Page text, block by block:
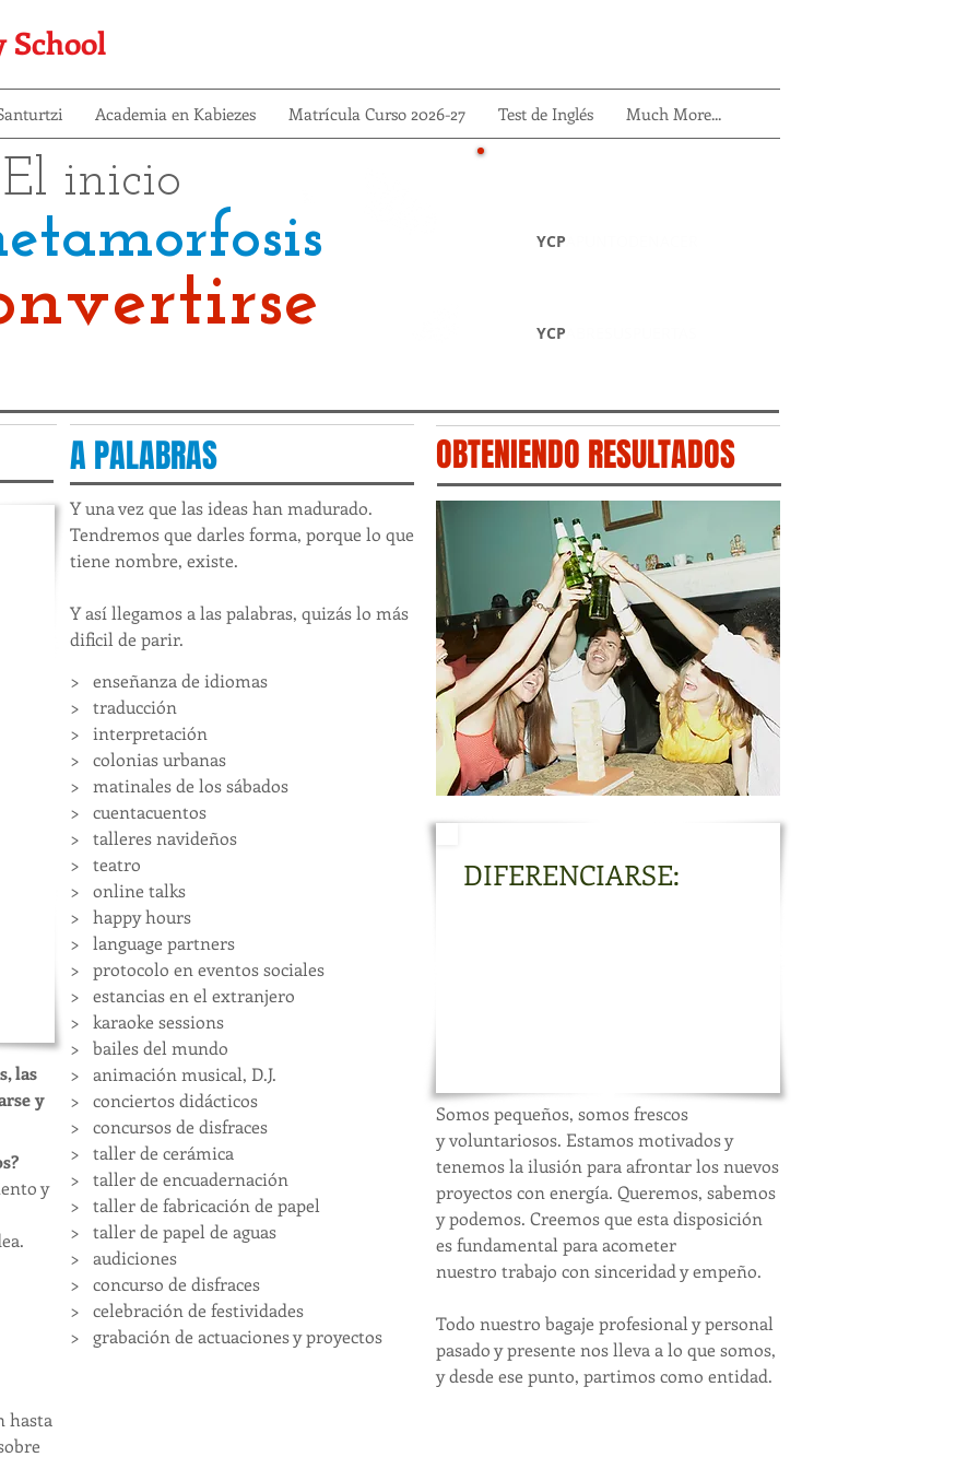
School
Academia en Kabiezes Matrícula Curso 2026-27 Test de Inglés Much More...
El inicio
YCP
YCP
las
y
y
hasta
A PALABRAS
Y una vez que las ideas han madurado.
Tendremos que darles forma, porque lo que
tiene nombre, existe.
Y así llegamos a las palabras, quizás lo más
dificil de parir.
> enseñanza de idiomas
​> traducción
​> interpretación
​> colonias urbanas
​> matinales de los sábados
> cuentacuentos
> talleres navideños
> teatro
​> online talks
​> happy hours
​> language partners
> protocolo en eventos sociales
> estancias en el extranjero
> karaoke sessions
> bailes del mundo
> animación musical, D.J.
> conciertos didácticos
> concursos de disfraces
> taller de cerámica
> taller de encuadernación
> taller de fabricación de papel
> taller de papel de aguas
> audiciones
> concurso de disfraces
> celebración de festividades
> grabación de actuaciones y proyectos
OBTENIENDO RESULTADOS
DIFERENCIARSE:
Somos pequeños, somos frescos
yvoluntariosos. Estamos motivados y
tenemos la ilusión para afrontar los nuevos
proyectos con energía. Queremos, sabemos
y podemos. Creemos que esta disposición
es fundamental para acometer
nuestro trabajo con sinceridad y empeño.
​Todo nuestro bagaje profesional y personal
pasado y presente nos lleva a lo que somos,
y desde ese punto, partimos como entidad.